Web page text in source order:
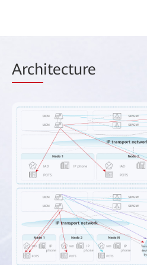
Architecture